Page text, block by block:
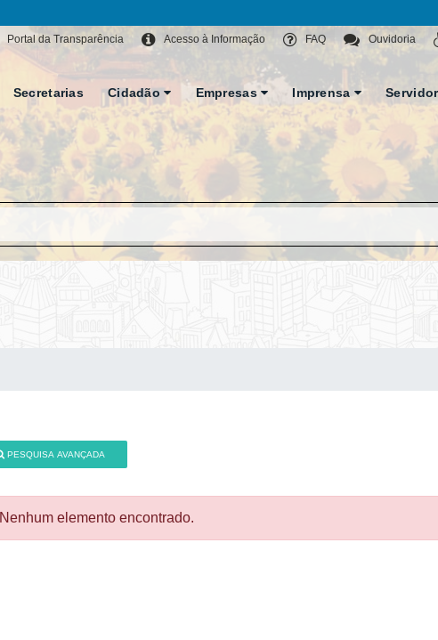
Ouvidoria
FAQ
Acesso à Informação
Portal da Transparência
Secretarias Cidadão Empresas Imprensa Servidor
PESQUISA AVANÇADA
Nenhum elemento encontrado.